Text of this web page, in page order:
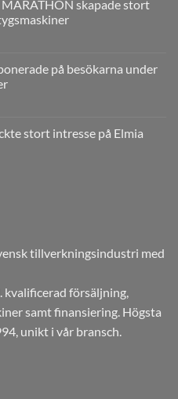
skapade stort
på besökarna under
stort intresse på Elmia
tillverkningsindustri med
försäljning,
samt finansiering. Högsta
unikt i vår bransch.